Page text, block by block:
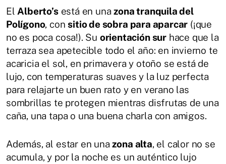
El Alberto’sestá en unazona tranquila del
Polígono, consitio de sobra para aparcar (¡que
no es poca cosa!). Su orientación surhace que la
terraza sea apetecible todo el año: en invierno te
acaricia el sol, en primavera y otoño se está de
lujo, con temperaturas suaves y la luz perfecta
para relajarte un buen rato y en verano las
sombrillas te protegen mientras disfrutas de una
caña, una tapa o una buena charla con amigos.
Además, al estar en unazona alta, el calor no se
acumula, y por la noche es un auténtico lujo